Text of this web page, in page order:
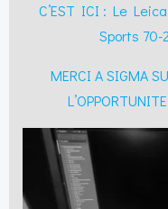
C’EST ICI : Le
Sports 70-
MERCI ASIGMA